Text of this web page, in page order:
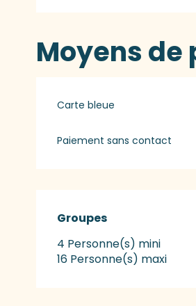
Moyens
Carte bleue
Paiement sans contact
Groupes
Groupes
4 Personne(s) mini
16 Personne(s) maxi